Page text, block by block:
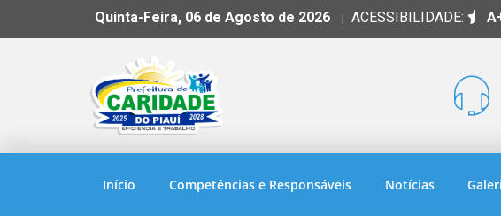
Quinta-Feira, 06 de Agosto de 2026 | ACESSIBILIDADE:
Início Competências e Responsáveis Notícias